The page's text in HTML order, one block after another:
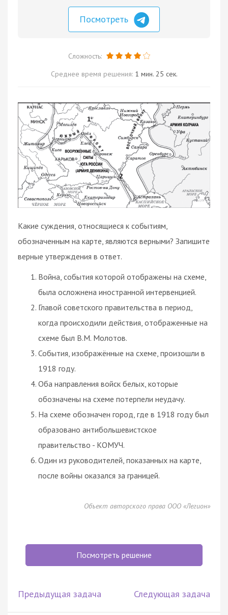
Посмотреть
Сложность:
Среднее время решения: 1 мин. 25 сек.
Какие суждения, относящиеся к событиям,
обозначенным на карте, являются верными? Запишите
верные утверждения в ответ.
Война, события которой отображены на схеме,
была осложнена иностранной интервенцией.
Главой советского правительства в период,
когда происходили действия, отображенные на
схеме был В.М. Молотов.
События, изображённые на схеме, произошли в
1918 году.
Оба направления войск белых, которые
обозначены на схеме потерпели неудачу.
На схеме обозначен город, где в 1918 году был
образовано антибольшевистское
правительство - КОМУЧ.
Один из руководителей, показанных на карте,
после войны оказался за границей.
Объект авторского права ООО «Легион»
Посмотреть решение
Предыдущая задача Следующая задача